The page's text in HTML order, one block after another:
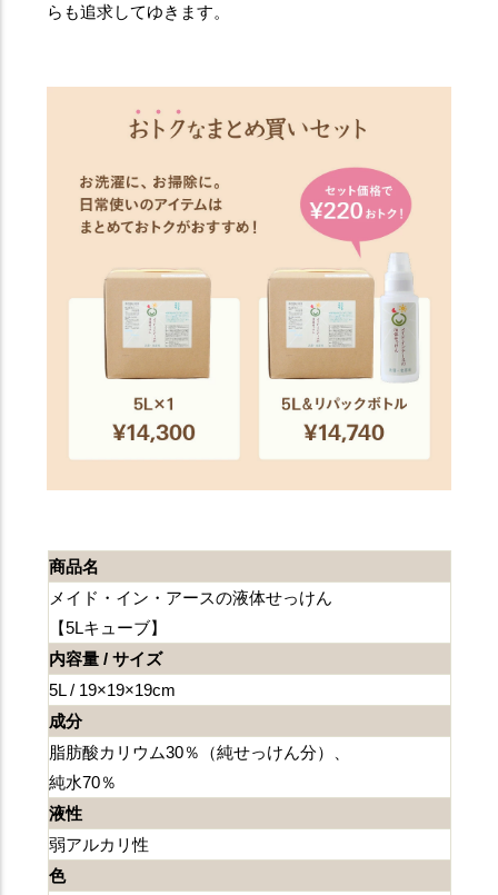
らも追求してゆきます。
商品名
メイド・イン・アースの液体せっけん
【5Lキューブ】
内容量 / サイズ
5L / 19×19×19cm
成分
脂肪酸カリウム30％（純せっけん分）、
純水70％
液性
弱アルカリ性
色